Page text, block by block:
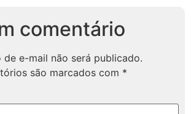
comentário
de e-mail não será publicado.
são marcados com *